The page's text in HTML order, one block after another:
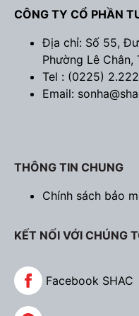
CÔNG TY CỔ PHẦN
Địa chỉ: Số 55,
Phường Lê Chân,
Tel : (0225)
Email:
THÔNG TIN CHUNG
Chính sách bảo
KẾT NỐI VỚI CHÚNG
Facebook SHAC